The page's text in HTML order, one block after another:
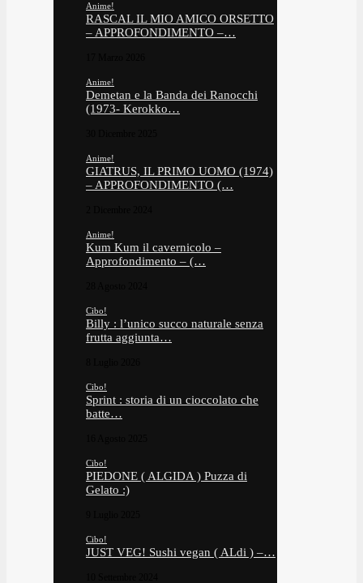
Anime!
RASCAL IL MIO AMICO ORSETTO
– APPROFONDIMENTO –…
Anime!
Demetan e la Banda dei Ranocchi
(1973- Kerokko…
Anime!
GIATRUS, IL PRIMO UOMO (1974)
– APPROFONDIMENTO (…
Anime!
Kum Kum il cavernicolo –
Approfondimento – (…
Cibo!
Billy : l’unico succo naturale senza
frutta aggiunta…
Cibo!
Sprint : storia di un cioccolato che
batte…
Cibo!
PIEDONE ( ALGIDA ) Puzza di
Gelato :)
Cibo!
JUST VEG! Sushi vegan ( ALdi ) –…